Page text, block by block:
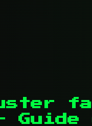
Guide